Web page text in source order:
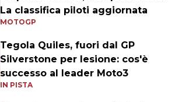
La classifica piloti aggiornata
MOTOGP
Tegola Quiles, fuori dal GP
Silverstone per lesione: cos'è
successo al leader Moto3
IN PISTA